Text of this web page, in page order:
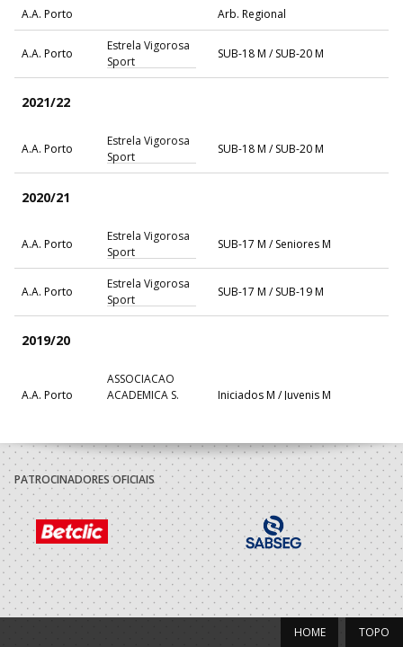
A.A. Porto Arb. Regional
A.A. Porto
Estrela Vigorosa
Sport
SUB-18 M / SUB-20 M
2021/22
A.A. Porto
Estrela Vigorosa
Sport
SUB-18 M / SUB-20 M
2020/21
A.A. Porto
Estrela Vigorosa
Sport
SUB-17 M / Seniores M
A.A. Porto
Estrela Vigorosa
Sport
SUB-17 M / SUB-19 M
2019/20
A.A. Porto
ASSOCIACAO
ACADEMICA S.
Iniciados M / Juvenis M
2018/19
A.A. Porto
ASSOCIACAO
ACADEMICA S.
MAMEDE
Infantis M / Iniciados M
2017/18
A.A. Porto
ASSOCIACAO
ACADEMICA S.
Infantis M / Iniciados M
PATROCINADORES OFICIAIS
TOPO
HOME